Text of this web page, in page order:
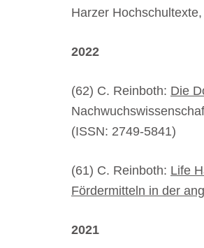
Harzer
2022
(62) C. Reinboth: Die
(ISSN: 2749-5841)
(61) C. Reinboth: Life
Fördermitteln in der
2021